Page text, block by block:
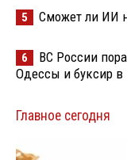
5 Сможет ли ИИ
6
ВС России
Одессы и буксир в
Главное сегодня